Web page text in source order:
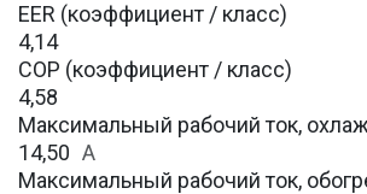
EER (коэффициент / класс)
4,14
COP (коэффициент / класс)
4,58
Максимальный рабочий ток,
14,50 A
Максимальный рабочий ток,